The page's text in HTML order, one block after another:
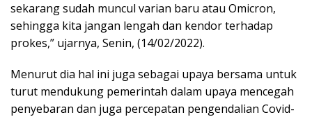
sekarang sudah muncul varian baru atau Omicron,
sehingga kita jangan lengah dan kendor terhadap
prokes,” ujarnya, Senin, (14/02/2022).
Menurut dia hal ini juga sebagai upaya bersama untuk
turut mendukung pemerintah dalam upaya mencegah
penyebaran dan juga percepatan pengendalian Covid-